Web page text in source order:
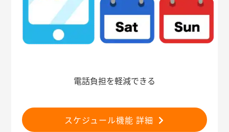
電話負担を軽減できる
スケジュール機能 詳細